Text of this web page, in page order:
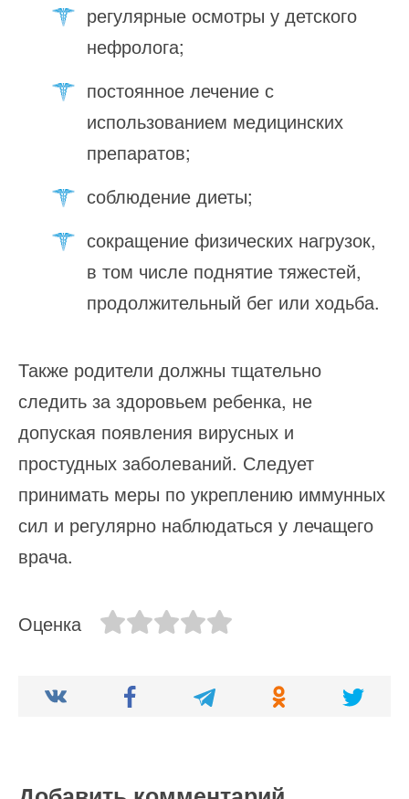
регулярные осмотры у детского
нефролога;
постоянное лечение с
использованием медицинских
препаратов;
соблюдение диеты;
сокращение физических нагрузок,
в том числе поднятие тяжестей,
продолжительный бег или ходьба.
Также родители должны тщательно
следить за здоровьем ребенка, не
допуская появления вирусных и
простудных заболеваний. Следует
принимать меры по укреплению иммунных
сил и регулярно наблюдаться у лечащего
врача.
Оценка